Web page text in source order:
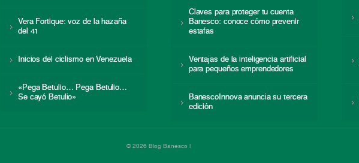
Vera Fortique: voz de la hazaña
del 41
Inicios del ciclismo en Venezuela
«Pega Betulio… Pega Betulio…
Se cayó Betulio»
Claves para proteger tu cuenta
Banesco: conoce cómo prevenir
estafas
Ventajas de la inteligencia artificial
para pequeños emprendedores
BanescoInnova anuncia su tercera
edición
© 2026 Blog Banesco |